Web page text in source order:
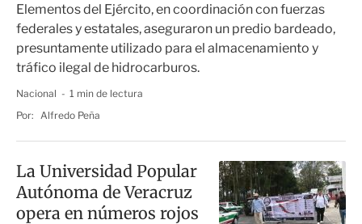
Elementos del Ejército, en coordinación con fuerzas
federales y estatales, aseguraron un predio bardeado,
presuntamente utilizado para el almacenamiento y
tráfico ilegal de hidrocarburos.
Nacional
1 min de lectura
Por:
Alfredo Peña
La Universidad Popular
Autónoma de Veracruz
opera en números rojos